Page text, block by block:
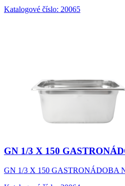
Katalogové číslo: 20065
GN 1/3 X 150
GN 1/3 X 150 GASTRONÁDOBA